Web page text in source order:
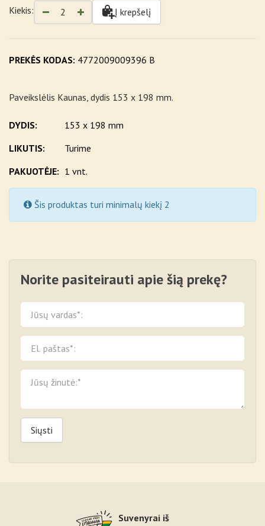
PREKĖS KODAS: 4772009009396 B
Paveikslėlis Kaunas, dydis 153 x 198 mm.
DYDIS:
153 x 198 mm
LIKUTIS:
Turime
PAKUOTĖJE: 1 vnt.
Kiekis: Į krepšelį
Šis produktas turi minimalų kiekį 2
Norite pasiteirauti apie šią prekę?
Siųsti
Suvenyrai iš